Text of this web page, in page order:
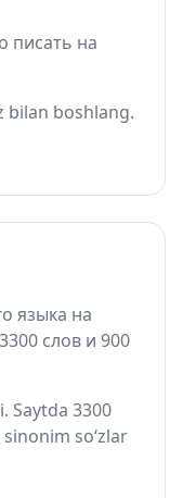
писать на
bilan boshlang.
языка на
слов и 900
Saytda 3300
so‘zlar